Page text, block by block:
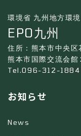
環境省 九州地方環
EPO九州
住所：熊本市中央
熊本市国際交流会館
Tel.096-312-
お知らせ
News